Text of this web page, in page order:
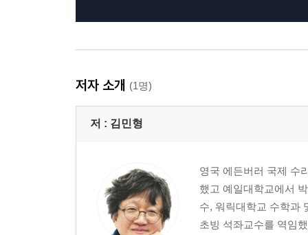
저자 소개 (1명)
저 : 김민형
영국 에든버러 국제 수
했고 예일대학교에서
수, 워릭대학교 수학과
초빙 석좌교수를 역임